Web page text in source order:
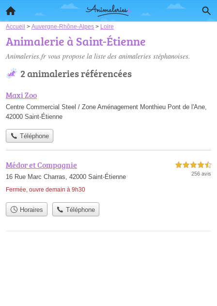
Accueil > Auvergne-Rhône-Alpes > Loire
Animalerie à Saint-Étienne
Animaleries.fr vous propose la liste des animaleries stéphanoises.
2 animaleries référencées
Maxi Zoo
Centre Commercial Steel / Zone Aménagement Monthieu Pont de l'Ane,
42000 Saint-Étienne
Téléphone
Médor et Compagnie
16 Rue Marc Charras, 42000 Saint-Étienne
Fermée, ouvre demain à 9h30
4,5 étoiles sur 5
256 avis
Horaires Téléphone